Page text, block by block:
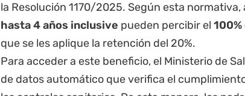
la Resolución 1170/2025. Según esta
hasta 4 años inclusive pueden percibir el
que se les aplique la retención del 20%.
Para acceder a este beneficio, el Ministerio de
de datos automático que verifica el